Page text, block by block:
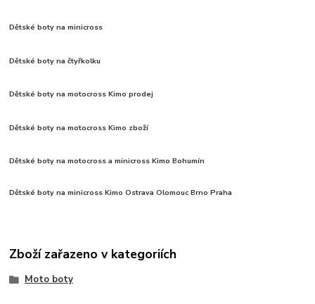
Dětské boty na minicross
Dětské boty na čtyřkolku
Dětské boty na motocross Kimo prodej
Dětské boty na motocross Kimo zboží
Dětské boty na motocross a minicross Kimo Bohumín
Dětské boty na minicross Kimo Ostrava Olomouc Brno Praha
Zboží zařazeno v kategoriích
Moto boty